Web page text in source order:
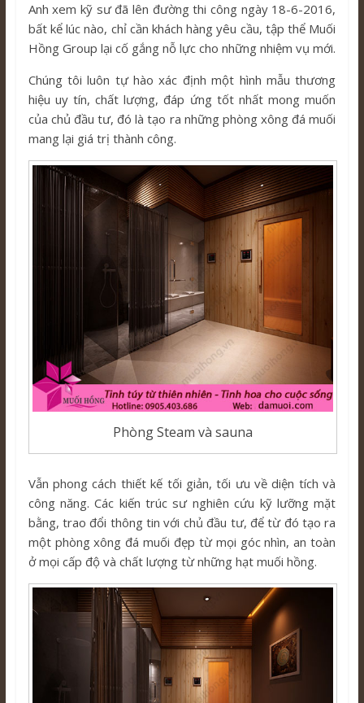
Anh xem kỹ sư đã lên đường thi công ngày 18-6-2016,
bất kể lúc nào, chỉ cần khách hàng yêu cầu, tập thể Muối
Hồng Group lại cố gắng nỗ lực cho những nhiệm vụ mới.
Chúng tôi luôn tự hào xác định một hình mẫu thương
hiệu uy tín, chất lượng, đáp ứng tốt nhất mong muốn
của chủ đầu tư, đó là tạo ra những phòng xông đá muối
mang lại giá trị thành công.
Phòng Steam và sauna
Vẫn phong cách thiết kế tối giản, tối ưu về diện tích và
công năng. Các kiến trúc sư nghiên cứu kỹ lưỡng mặt
bằng, trao đổi thông tin với chủ đầu tư, để từ đó tạo ra
một phòng xông đá muối đẹp từ mọi góc nhìn, an toàn
ở mọi cấp độ và chất lượng từ những hạt muối hồng.